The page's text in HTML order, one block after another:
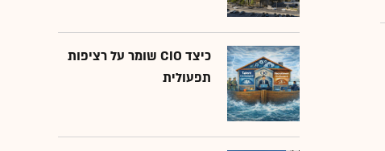
כיצד CIO שומר על רציפות
תפעולית